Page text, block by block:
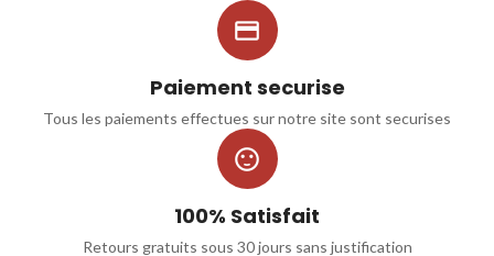

Paiement securise
Tous les paiements effectues sur notre site sont securises

100% Satisfait
Retours gratuits sous 30 jours sans justification